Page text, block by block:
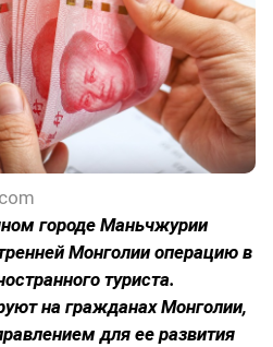
городе Маньчжурии
Монголии операцию в
туриста.
на гражданах Монголии,
для ее развития